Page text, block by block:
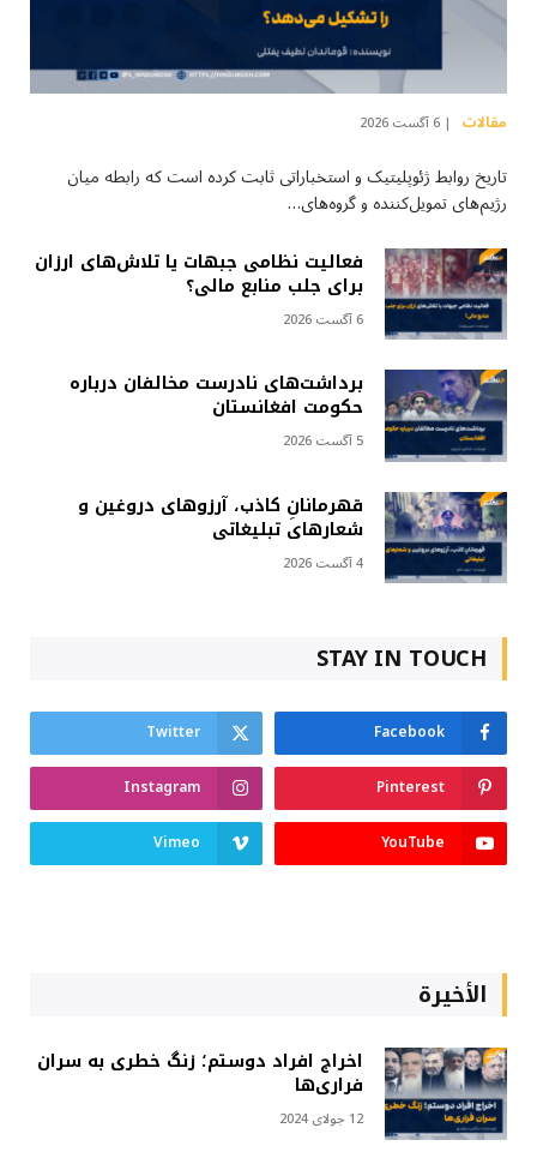
مقالات 6 آگست 2026
تاریخ روابط ژئوپلیتیک و استخباراتی ثابت کرده است که رابطه میان
رژیم‌های تمویل‌کننده و گروه‌های…
فعالیت نظامی جبهات یا تلاش‌های ارزان
برای جلب منابع مالی؟
6 آگست 2026
برداشت‌های نادرست مخالفان درباره
حکومت افغانستان
5 آگست 2026
قهرمانانِ کاذب، آرزوهای دروغین و
شعارهای تبلیغاتی
4 آگست 2026
STAY IN TOUCH
Facebook
Twitter
Pinterest
Instagram
YouTube
Vimeo
الأخيرة
اخراج افراد دوستم؛ زنگ خطری به سران
فراری‌ها
12 جولای 2024